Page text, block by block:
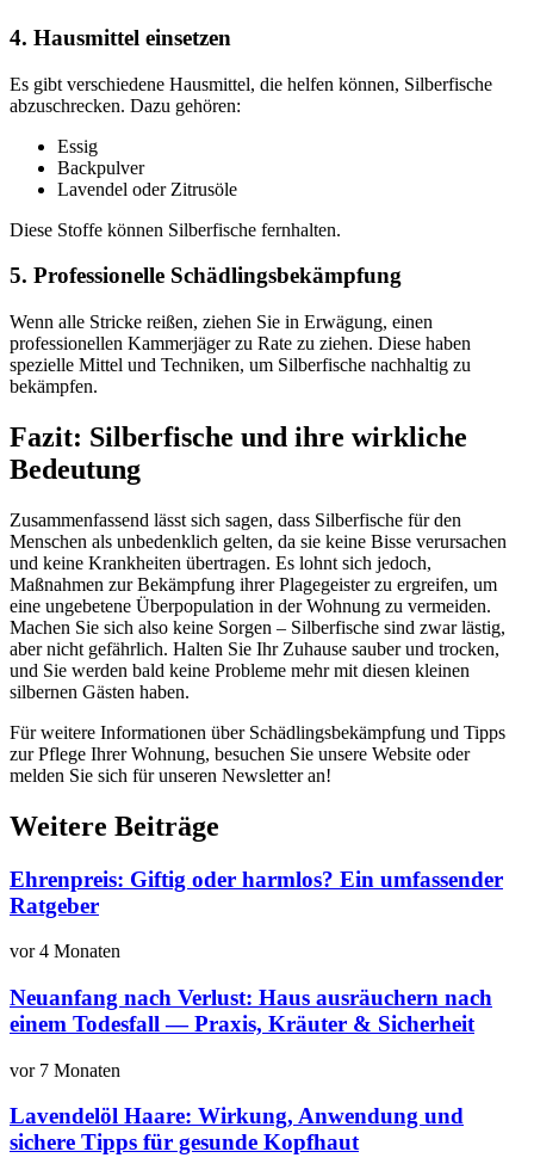
4. Hausmittel einsetzen
Es gibt verschiedene Hausmittel, die helfen können, Silberfische
abzuschrecken. Dazu gehören:
Essig
Backpulver
Lavendel oder Zitrusöle
Diese Stoffe können Silberfische fernhalten.
5. Professionelle Schädlingsbekämpfung
Wenn alle Stricke reißen, ziehen Sie in Erwägung, einen
professionellen Kammerjäger zu Rate zu ziehen. Diese haben
spezielle Mittel und Techniken, um Silberfische nachhaltig zu
bekämpfen.
Fazit: Silberfische und ihre wirkliche
Bedeutung
Zusammenfassend lässt sich sagen, dass Silberfische für den
Menschen als unbedenklich gelten, da sie keine Bisse verursachen
und keine Krankheiten übertragen. Es lohnt sich jedoch,
Maßnahmen zur Bekämpfung ihrer Plagegeister zu ergreifen, um
eine ungebetene Überpopulation in der Wohnung zu vermeiden.
Machen Sie sich also keine Sorgen – Silberfische sind zwar lästig,
aber nicht gefährlich. Halten Sie Ihr Zuhause sauber und trocken,
und Sie werden bald keine Probleme mehr mit diesen kleinen
silbernen Gästen haben.
Für weitere Informationen über Schädlingsbekämpfung und Tipps
zur Pflege Ihrer Wohnung, besuchen Sie unsere Website oder
melden Sie sich für unseren Newsletter an!
Weitere Beiträge
Ehrenpreis: Giftig oder harmlos? Ein umfassender
Ratgeber
vor 4 Monaten
Neuanfang nach Verlust: Haus ausräuchern nach
einem Todesfall — Praxis, Kräuter & Sicherheit
vor 7 Monaten
Lavendelöl Haare: Wirkung, Anwendung und
sichere Tipps für gesunde Kopfhaut